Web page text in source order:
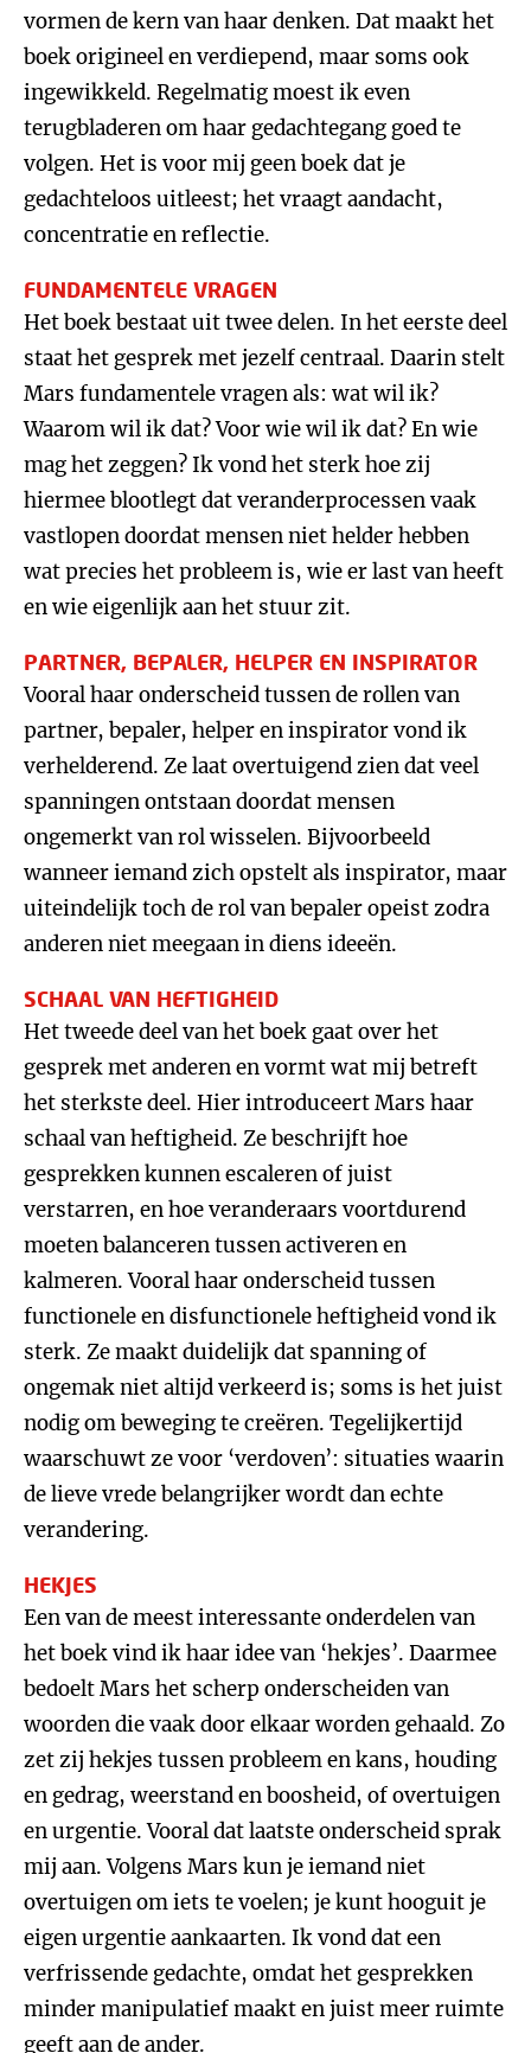
vormen de kern van haar denken. Dat maakt het
boek origineel en verdiepend, maar soms ook
ingewikkeld. Regelmatig moest ik even
terugbladeren om haar gedachtegang goed te
volgen. Het is voor mij geen boek dat je
gedachteloos uitleest; het vraagt aandacht,
concentratie en reflectie.
FUNDAMENTELE VRAGEN
Het boek bestaat uit twee delen. In het eerste deel
staat het gesprek met jezelf centraal. Daarin stelt
Mars fundamentele vragen als: wat wil ik?
Waarom wil ik dat? Voor wie wil ik dat? En wie
mag het zeggen? Ik vond het sterk hoe zij
hiermee blootlegt dat veranderprocessen vaak
vastlopen doordat mensen niet helder hebben
wat precies het probleem is, wie er last van heeft
en wie eigenlijk aan het stuur zit.
PARTNER, BEPALER, HELPER EN INSPIRATOR
Vooral haar onderscheid tussen de rollen van
partner, bepaler, helper en inspirator vond ik
verhelderend. Ze laat overtuigend zien dat veel
spanningen ontstaan doordat mensen
ongemerkt van rol wisselen. Bijvoorbeeld
wanneer iemand zich opstelt als inspirator, maar
uiteindelijk toch de rol van bepaler opeist zodra
anderen niet meegaan in diens ideeën.
SCHAAL VAN HEFTIGHEID
Het tweede deel van het boek gaat over het
gesprek met anderen en vormt wat mij betreft
het sterkste deel. Hier introduceert Mars haar
schaal van heftigheid. Ze beschrijft hoe
gesprekken kunnen escaleren of juist
verstarren, en hoe veranderaars voortdurend
moeten balanceren tussen activeren en
kalmeren. Vooral haar onderscheid tussen
functionele en disfunctionele heftigheid vond ik
sterk. Ze maakt duidelijk dat spanning of
ongemak niet altijd verkeerd is; soms is het juist
nodig om beweging te creëren. Tegelijkertijd
waarschuwt ze voor ‘verdoven’: situaties waarin
de lieve vrede belangrijker wordt dan echte
verandering.
HEKJES
Een van de meest interessante onderdelen van
het boek vind ik haar idee van ‘hekjes’. Daarmee
bedoelt Mars het scherp onderscheiden van
woorden die vaak door elkaar worden gehaald. Zo
zet zij hekjes tussen probleem en kans, houding
en gedrag, weerstand en boosheid, of overtuigen
en urgentie. Vooral dat laatste onderscheid sprak
mij aan. Volgens Mars kun je iemand niet
overtuigen om iets te voelen; je kunt hooguit je
eigen urgentie aankaarten. Ik vond dat een
verfrissende gedachte, omdat het gesprekken
minder manipulatief maakt en juist meer ruimte
geeft aan de ander.